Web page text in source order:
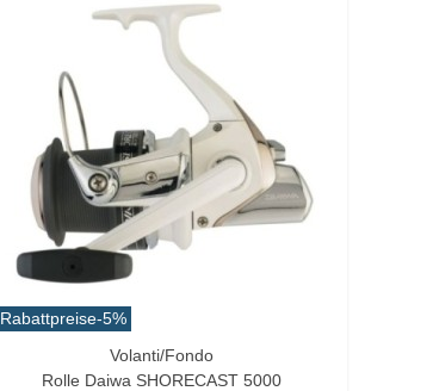
Rabattpreise-5%
In Den WarenkorbVolanti/Fondo
Rolle Daiwa SHORECAST 5000